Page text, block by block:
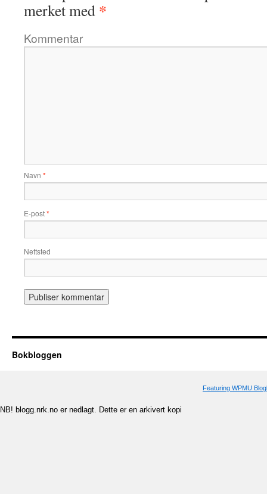
merket med *
Kommentar
Navn *
E-post*
Nettsted
Bokbloggen
Featuring WPMU
NB! blogg.nrk.no er nedlagt. Dette er en arkivert kopi